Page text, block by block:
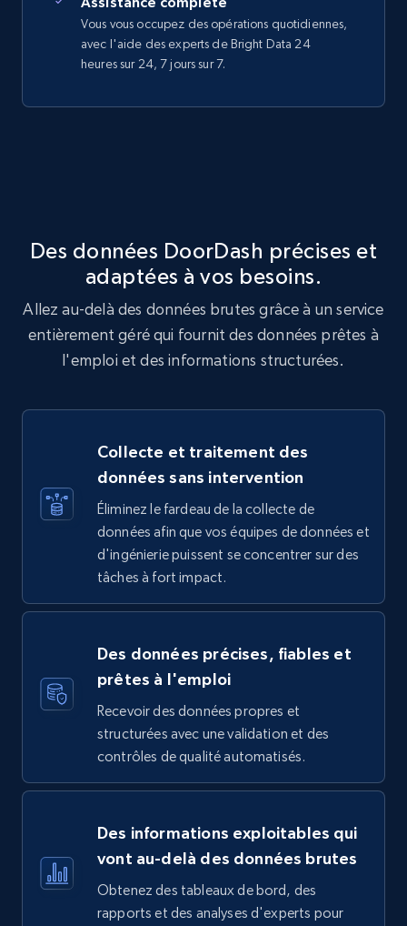
Vous vous occupez des opérations quotidiennes,
avec l'aide des experts de Bright Data 24
heures sur 24, 7 jours sur 7.
Des données DoorDash précises et
adaptées à vos besoins.
Allez au-delà des données brutes grâce à un service
entièrement géré qui fournit des données prêtes à
l'emploi et des informations structurées.
Collecte et traitement des
données sans intervention
Éliminez le fardeau de la collecte de
données afin que vos équipes de données et
d'ingénierie puissent se concentrer sur des
tâches à fort impact.
Des données précises, fiables et
prêtes à l'emploi
Recevoir des données propres et
structurées avec une validation et des
contrôles de qualité automatisés.
Des informations exploitables qui
vont au-delà des données brutes
Obtenez des tableaux de bord, des
rapports et des analyses d'experts pour